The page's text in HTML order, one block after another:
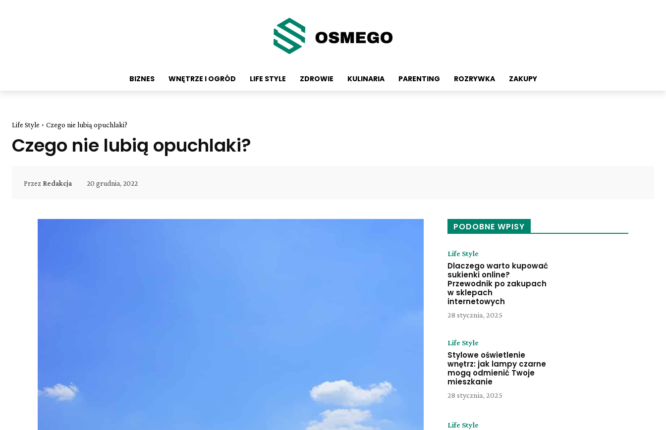
BIZNES WNĘTRZE I OGRÓD LIFE STYLE ZDROWIE KULINARIA PARENTING ROZRYWKA ZAKUPY
Life Style Czego nie lubią opuchlaki?
Czego nie lubią opuchlaki?
Przez Redakcja 20 grudnia, 2022
PODOBNE WPISY
Life Style
Dlaczego warto kupować
sukienki online?
Przewodnik po zakupach
w sklepach
internetowych
28 stycznia, 2025
Life Style
Stylowe oświetlenie
wnętrz: jak lampy czarne
mogą odmienić Twoje
mieszkanie
28 stycznia, 2025
Life Style